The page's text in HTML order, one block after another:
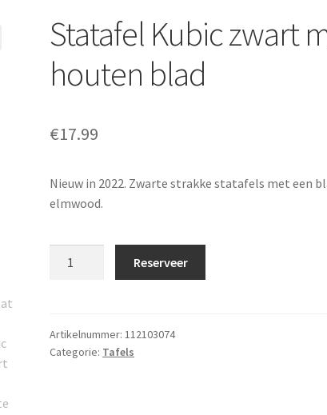
Statafel Kubic zwart
houten blad
€17.99
Nieuw in 2022. Zwarte strakke statafels met een
elmwood.
houten
blad
Reserveer
Artikelnummer:112103074
Categorie: Tafels